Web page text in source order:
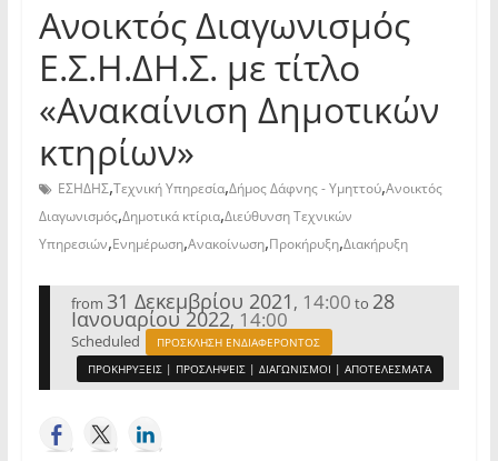
Ανοικτός Διαγωνισμός
Ε.Σ.Η.ΔΗ.Σ. με τίτλο
«Ανακαίνιση Δημοτικών
κτηρίων»
ΕΣΗΔΗΣ,Τεχνική Υπηρεσία,Δήμος Δάφνης - Υμηττού,Ανοικτός
Διαγωνισμός,Δημοτικά κτίρια,Διεύθυνση Τεχνικών
Υπηρεσιών,Ενημέρωση,Ανακοίνωση,Προκήρυξη,Διακήρυξη
from 31 Δεκεμβρίου 2021, 14:00 to 28
Ιανουαρίου 2022, 14:00
Scheduled
ΠΡΟΣΚΛΗΣΗ ΕΝΔΙΑΦΕΡΟΝΤΟΣ
ΠΡΟΚΗΡΥΞΕΙΣ | ΠΡΟΣΛΗΨΕΙΣ | ΔΙΑΓΩΝΙΣΜΟΙ | ΑΠΟΤΕΛΕΣΜΑΤΑ